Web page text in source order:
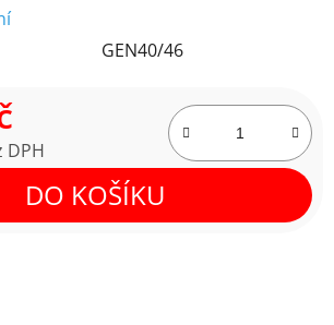
GEN40/46
DPH
DO KOŠÍKU